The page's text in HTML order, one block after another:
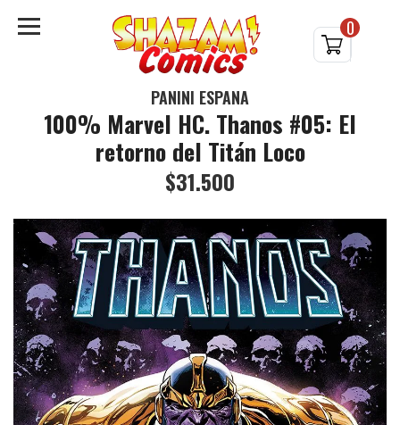
0
PANINI ESPAÑA
100% Marvel HC. Thanos #05: El
retorno del Titán Loco
$31.500